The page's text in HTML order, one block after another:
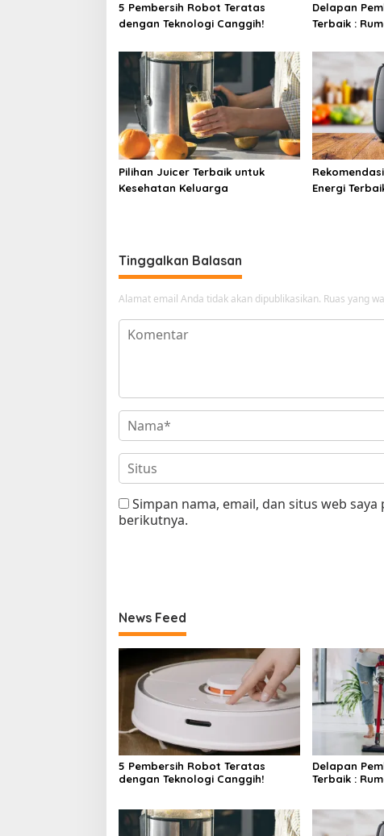
5 Pembersih Robot Teratas
dengan Teknologi Canggih!
Delapan
Terbaik :
Pilihan Juicer Terbaik untuk
Kesehatan Keluarga
Energi
Tinggalkan Balasan
Alamat email Anda tidak akan dipublikasikan. Ruas yang
Simpan nama, email, dan situs web
berikutnya.
News Feed
5 Pembersih Robot Teratas
dengan Teknologi Canggih!
Delapan
Terbaik :